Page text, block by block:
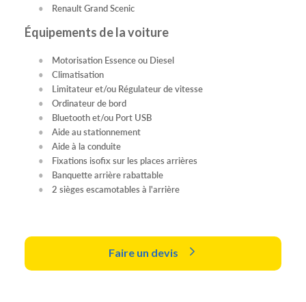
Renault Grand Scenic
Équipements de la voiture
Motorisation Essence ou Diesel
Climatisation
Limitateur et/ou Régulateur de vitesse
Ordinateur de bord
Bluetooth et/ou Port USB
Aide au stationnement
Aide à la conduite
Fixations isofix sur les places arrières
Banquette arrière rabattable
2 sièges escamotables à l'arrière
Faire un devis